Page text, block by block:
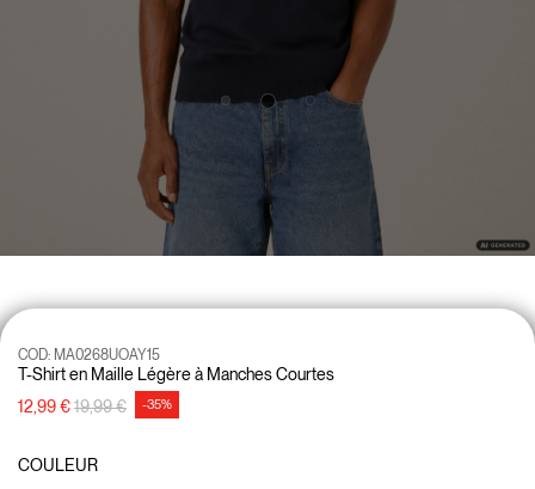
T-Shirt en Maille Légère à Manches Courtes
COD: MA0268UOAY15
12,99 €Prix réduit de
19,99 €à -35%
COULEUR